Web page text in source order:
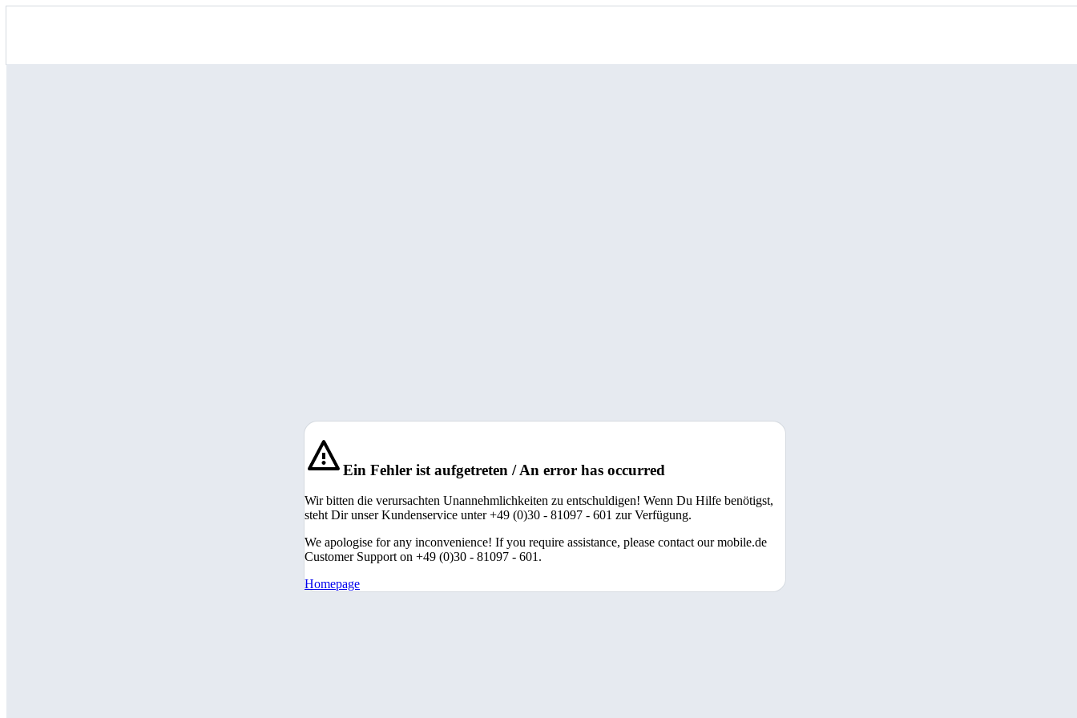
Ein Fehler ist aufgetreten / An error has occurred
Wir bitten die verursachten Unannehmlichkeiten zu entschuldigen! Wenn Du Hilfe benötigst,
steht Dir unser Kundenservice unter +49 (0)30 - 81097 - 601 zur Verfügung.
We apologise for any inconvenience! If you require assistance, please contact our mobile.de
Customer Support on +49 (0)30 - 81097 - 601.
Homepage